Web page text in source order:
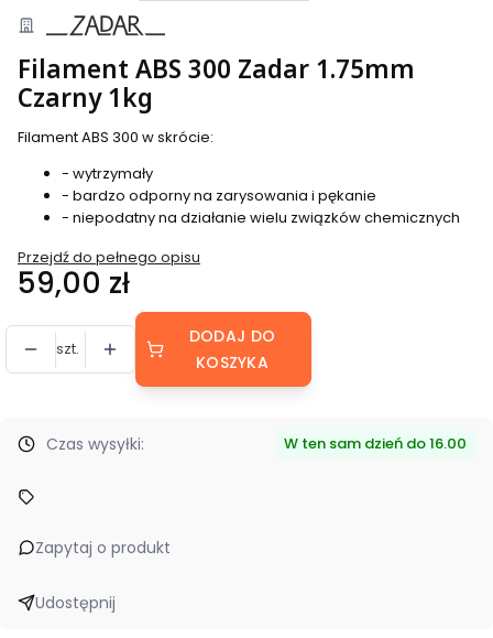
Filament ABS 300 Zadar 1.75mm
Czarny 1kg
Filament ABS 300 w skrócie:
- wytrzymały
- bardzo odporny na zarysowania i pękanie
- niepodatny na działanie wielu związków chemicznych
Przejdź do pełnego opisu
Cena
59,00 zł
szt.
DODAJ DO
KOSZYKA
Czas wysyłki: W ten sam dzień do 16.00
Zapytaj o produkt
Udostępnij